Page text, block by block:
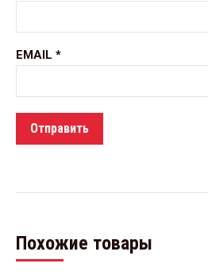
EMAIL *
Похожие товары